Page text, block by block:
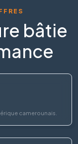
bâtie
camerounais.